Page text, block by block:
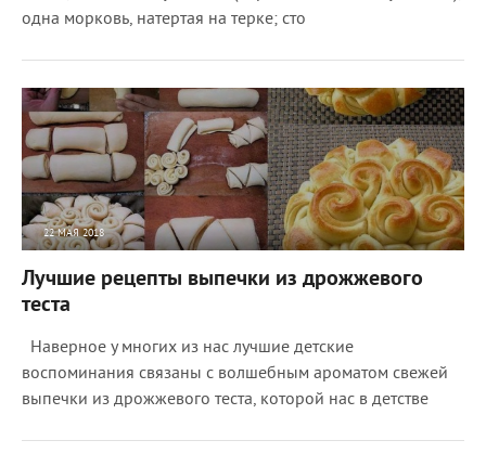
одна морковь, натертая на терке; сто
22 МАЯ 2018
Лучшие рецепты выпечки из дрожжевого
теста
Наверное у многих из нас лучшие детские
воспоминания связаны с волшебным ароматом свежей
выпечки из дрожжевого теста, которой нас в детстве